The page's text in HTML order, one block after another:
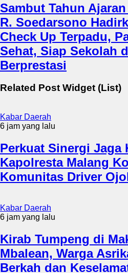
Sambut Tahun
R. Soedarsono
Check Up Terpadu,
Sehat, Siap Sekolah
Berprestasi
Related Post Widget (List)
Kabar Daerah
6 jam yang lalu
Perkuat Sinergi Jaga
Kapolresta Malang
Komunitas Driver
Kabar Daerah
6 jam yang lalu
Kirab Tumpeng di
Mbalean, Warga
Berkah dan